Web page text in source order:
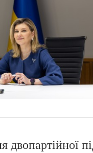
двопартійної